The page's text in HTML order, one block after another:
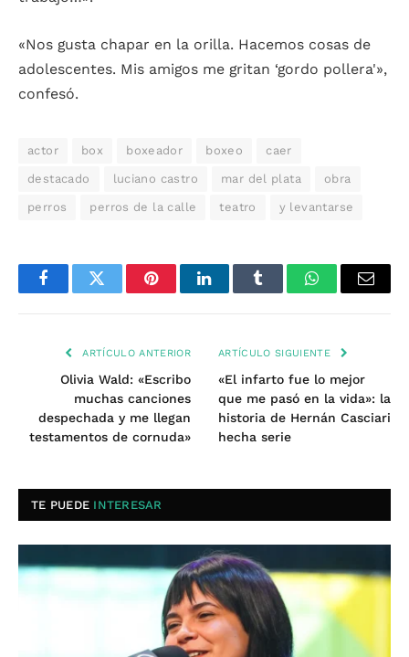
«Nos gusta chapar en la orilla. Hacemos cosas de
adolescentes. Mis amigos me gritan ‘gordo pollera'»,
confesó.
actor box boxeador boxeo caer
destacado luciano castro mar del plata obra
perros perros de la calle teatro y levantarse
FacebookTwitter PinterestLinkedInTumblr WhatsAppEmail
ARTÍCULO ANTERIOR
Olivia Wald: «Escribo
muchas canciones
despechada y me llegan
testamentos de cornuda»
ARTÍCULO SIGUIENTE
«El infarto fue lo mejor
que me pasó en la vida»: la
historia de Hernán Casciari
hecha serie
TE PUEDE INTERESAR